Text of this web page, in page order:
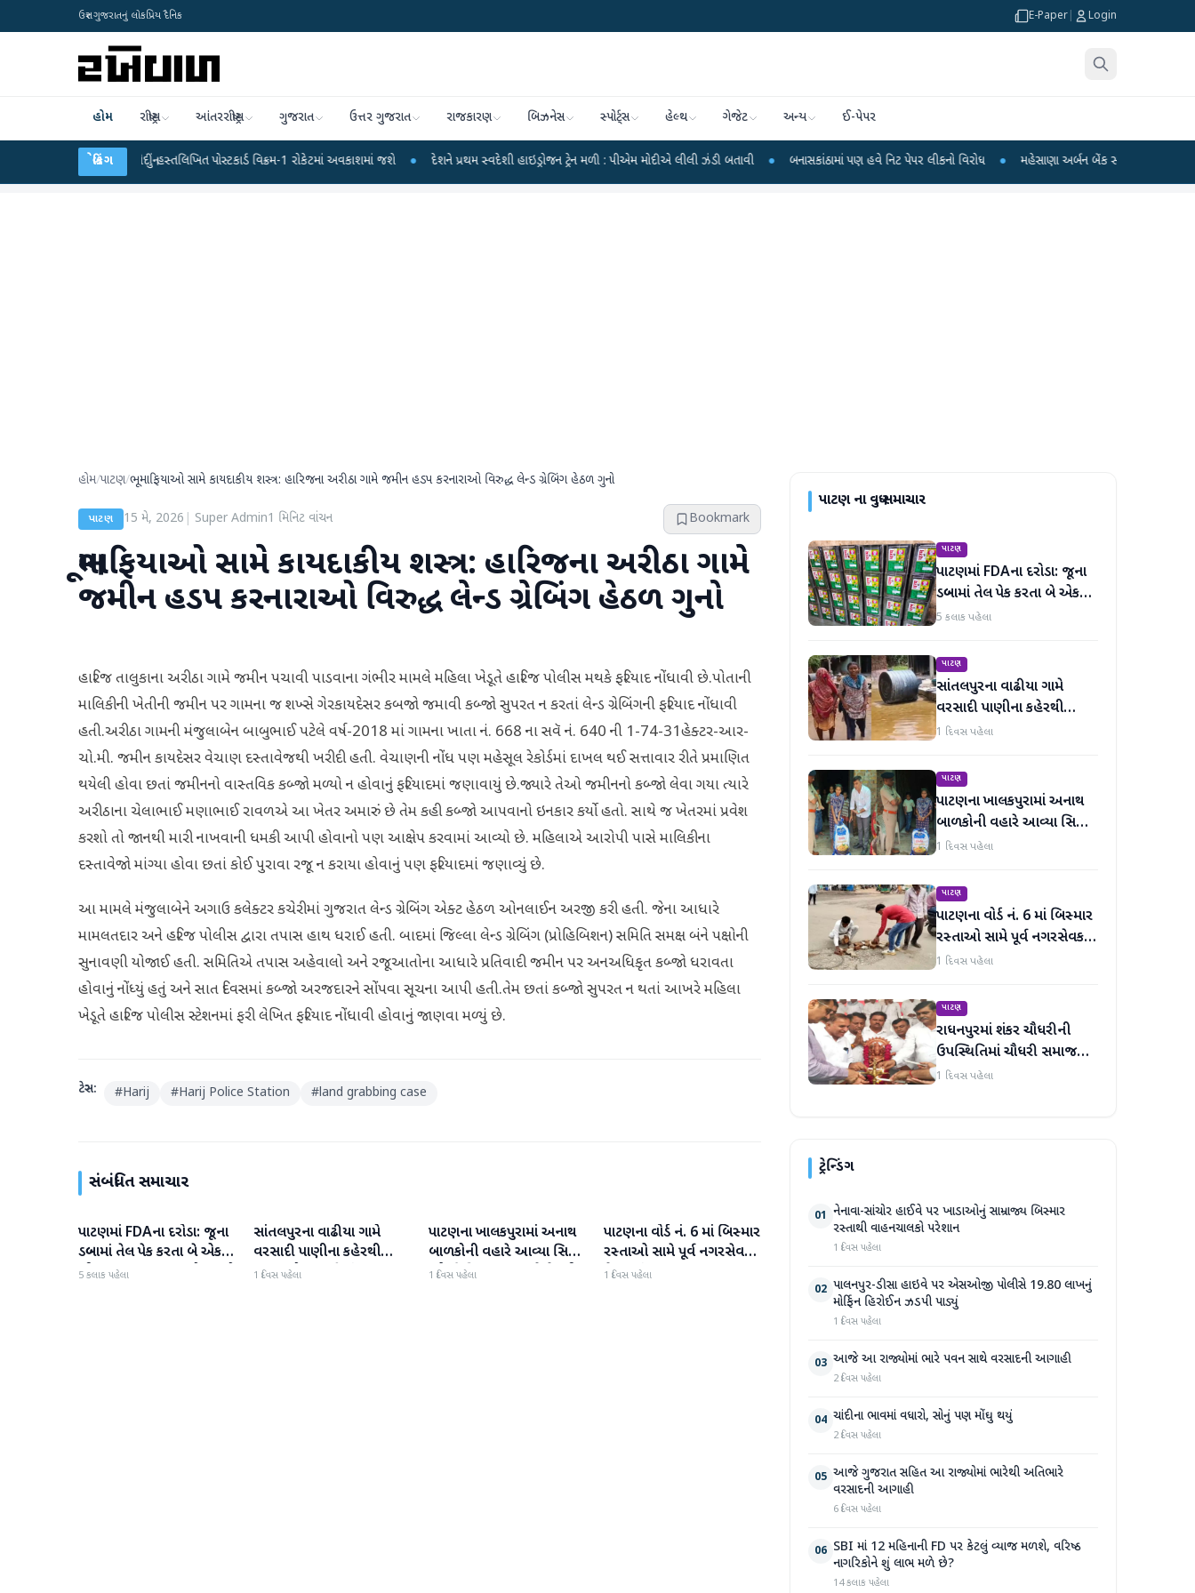
ઉત્તર ગુજરાતનું લોકપ્રિય દૈનિક E-Paper Login
હોમ રાષ્ટ્રીય આંતરરાષ્ટ્રીય ગુજરાત ઉત્તર ગુજરાત રાજકારણ બિઝનેસ સ્પોર્ટ્સ હેલ્થ ગેજેટ અન્ય ઈ-પેપર
બ્રેકિંગ
પીએમ મોદીનું હસ્તલિખિત પોસ્ટકાર્ડ વિક્રમ-1 રોકેટમાં અવકાશમાં જશે ● દેશને પ્રથમ સ્વદેશી હાઇડ્રોજન ટ્રેન મળી : પીએમ મોદીએ લીલી ઝંડી બતાવી ● બનાસકાંઠામાં પણ હવે નિટ પેપર લીકનો વિરોધ ● મહેસાણા અર્બન બેંક સાથે રૂ.૧૦.૮૮ કરોડની ઠગાઈ:
હોમ/પાટણ/ભૂમાફિયાઓ સામે કાયદાકીય શસ્ત્ર: હારિજના અરીઠા ગામે જમીન હડપ કરનારાઓ વિરુદ્ધ લેન્ડ ગ્રેબિંગ હેઠળ ગુનો
પાટણ 15 મે, 2026 Super Admin1 મિનિટ વાંચન Bookmark
ભૂમાફિયાઓ સામે કાયદાકીય શસ્ત્ર: હારિજના અરીઠા ગામે
જમીન હડપ કરનારાઓ વિરુદ્ધ લેન્ડ ગ્રેબિંગ હેઠળ ગુનો
હારિજ તાલુકાના અરીઠા ગામે જમીન પચાવી પાડવાના ગંભીર મામલે મહિલા ખેડૂતે હારિજ પોલીસ મથકે ફરિયાદ નોંધાવી છે.પોતાની
માલિકીની ખેતીની જમીન પર ગામના જ શખ્સે ગેરકાયદેસર કબજો જમાવી કબ્જો સુપરત ન કરતાં લેન્ડ ગ્રેબિંગની ફરિયાદ નોંધાવી
હતી.અરીઠા ગામની મંજુલાબેન બાબુભાઈ પટેલે વર્ષ-2018 માં ગામના ખાતા નં. 668 ના સવૅ નં. 640 ની 1-74-31હેક્ટર-આર-
ચો.મી. જમીન કાયદેસર વેચાણ દસ્તાવેજથી ખરીદી હતી. વેચાણની નોંધ પણ મહેસૂલ રેકોર્ડમાં દાખલ થઈ સત્તાવાર રીતે પ્રમાણિત
થયેલી હોવા છતાં જમીનનો વાસ્તવિક કબ્જો મળ્યો ન હોવાનું ફરિયાદમાં જણાવાયું છે.જ્યારે તેઓ જમીનનો કબ્જો લેવા ગયા ત્યારે
અરીઠાના ચેલાભાઈ મણાભાઈ રાવળએ આ ખેતર અમારું છે તેમ કહી કબ્જો આપવાનો ઇનકાર કર્યો હતો. સાથે જ ખેતરમાં પ્રવેશ
કરશો તો જાનથી મારી નાખવાની ધમકી આપી હોવાનો પણ આક્ષેપ કરવામાં આવ્યો છે. મહિલાએ આરોપી પાસે માલિકીના
દસ્તાવેજો માંગ્યા હોવા છતાં કોઈ પુરાવા રજૂ ન કરાયા હોવાનું પણ ફરિયાદમાં જણાવ્યું છે.
આ મામલે મંજુલાબેને અગાઉ કલેક્ટર કચેરીમાં ગુજરાત લેન્ડ ગ્રેબિંગ એક્ટ હેઠળ ઓનલાઈન અરજી કરી હતી. જેના આધારે
મામલતદાર અને હરિજ પોલીસ દ્વારા તપાસ હાથ ધરાઈ હતી. બાદમાં જિલ્લા લેન્ડ ગ્રેબિંગ (પ્રોહિબિશન) સમિતિ સમક્ષ બંને પક્ષોની
સુનાવણી યોજાઈ હતી. સમિતિએ તપાસ અહેવાલો અને રજૂઆતોના આધારે પ્રતિવાદી જમીન પર અનઅધિકૃત કબ્જો ધરાવતા
હોવાનું નોંધ્યું હતું અને સાત દિવસમાં કબ્જો અરજદારને સોંપવા સૂચના આપી હતી.તેમ છતાં કબ્જો સુપરત ન થતાં આખરે મહિલા
ખેડૂતે હારિજ પોલીસ સ્ટેશનમાં ફરી લેખિત ફરિયાદ નોંધાવી હોવાનું જાણવા મળ્યું છે.
ટેગ્સ: #Harij #Harij Police Station #land grabbing case
સંબંધિત સમાચાર
પાટણ
પાટણમાં FDAના દરોડા: જૂના
ડબ્બામાં તેલ પેક કરતા બે એકમો
સીલ, રૂ. ૧૬.૧૪ લાખનો જથ્થો
5 કલાક પહેલા
પાટણ
સાંતલપુરના વાઢીયા ગામે
વરસાદી પાણીના કહેરથી
ગ્રામજનો હાલાકીમાં
1 દિવસ પહેલા
પાટણ
પાટણના ખાલકપુરામાં અનાથ
બાળકોની વહારે આવ્યા સિટી
'એ' ડિવિઝન PI અને તેમની
1 દિવસ પહેલા
પાટણ
પાટણના વોર્ડ નં. 6 માં બિસ્માર
રસ્તાઓ સામે પૂર્વ નગરસેવક
મેદાનમાં
1 દિવસ પહેલા
પાટણના વધુ સમાચાર
પાટણ
પાટણમાં FDAના દરોડા: જૂના
ડબ્બામાં તેલ પેક કરતા બે એકમો
સીલ, રૂ. ૧૬.૧૪ લાખનો જથ્થો
5 કલાક પહેલા
પાટણ
સાંતલપુરના વાઢીયા ગામે
વરસાદી પાણીના કહેરથી
ગ્રામજનો હાલાકીમાં
1 દિવસ પહેલા
પાટણ
પાટણના ખાલકપુરામાં અનાથ
બાળકોની વહારે આવ્યા સિટી
'એ' ડિવિઝન PI અને તેમની
1 દિવસ પહેલા
પાટણ
પાટણના વોર્ડ નં. 6 માં બિસ્માર
રસ્તાઓ સામે પૂર્વ નગરસેવક
મેદાનમાં
1 દિવસ પહેલા
પાટણ
રાધનપુરમાં શંકર ચૌધરીની
ઉપસ્થિતિમાં ચૌધરી સમાજની
સભા મળી
1 દિવસ પહેલા
ટ્રેન્ડિંગ
01 નેનાવા-સાંચોર હાઈવે પર ખાડાઓનું સામ્રાજ્ય બિસ્માર
રસ્તાથી વાહનચાલકો પરેશાન
1 દિવસ પહેલા
02 પાલનપુર-ડીસા હાઇવે પર એસઓજી પોલીસે 19.80 લાખનું
મોર્ફિન હિરોઈન ઝડપી પાડ્યું
1 દિવસ પહેલા
03 આજે આ રાજ્યોમાં ભારે પવન સાથે વરસાદની આગાહી
2 દિવસ પહેલા
04 ચાંદીના ભાવમાં વધારો, સોનું પણ મોંઘુ થયું
2 દિવસ પહેલા
05 આજે ગુજરાત સહિત આ રાજ્યોમાં ભારેથી અતિભારે
વરસાદની આગાહી
6 દિવસ પહેલા
06 SBI માં 12 મહિનાની FD પર કેટલું વ્યાજ મળશે, વરિષ્ઠ
નાગરિકોને શું લાભ મળે છે?
14 કલાક પહેલા